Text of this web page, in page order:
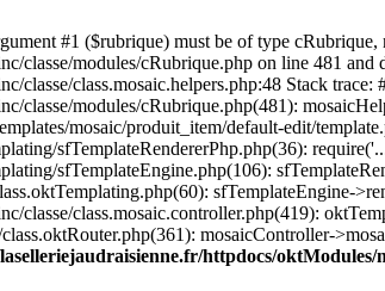
#1 ($rubrique) must be of type
classe/modules/cRubrique.php on line 481 and
classe/class.mosaic.helpers.php:48 Stack trace:
classe/modules/cRubrique.php(481):
mosaic/produit_item/default-edit/
sfTemplateRendererPhp.php(36):
sfTemplateEngine.php(106):
sfTemplateEngine-
classe/class.mosaic.controller.php(419):
mosaicController-
httpdocs/oktModules/